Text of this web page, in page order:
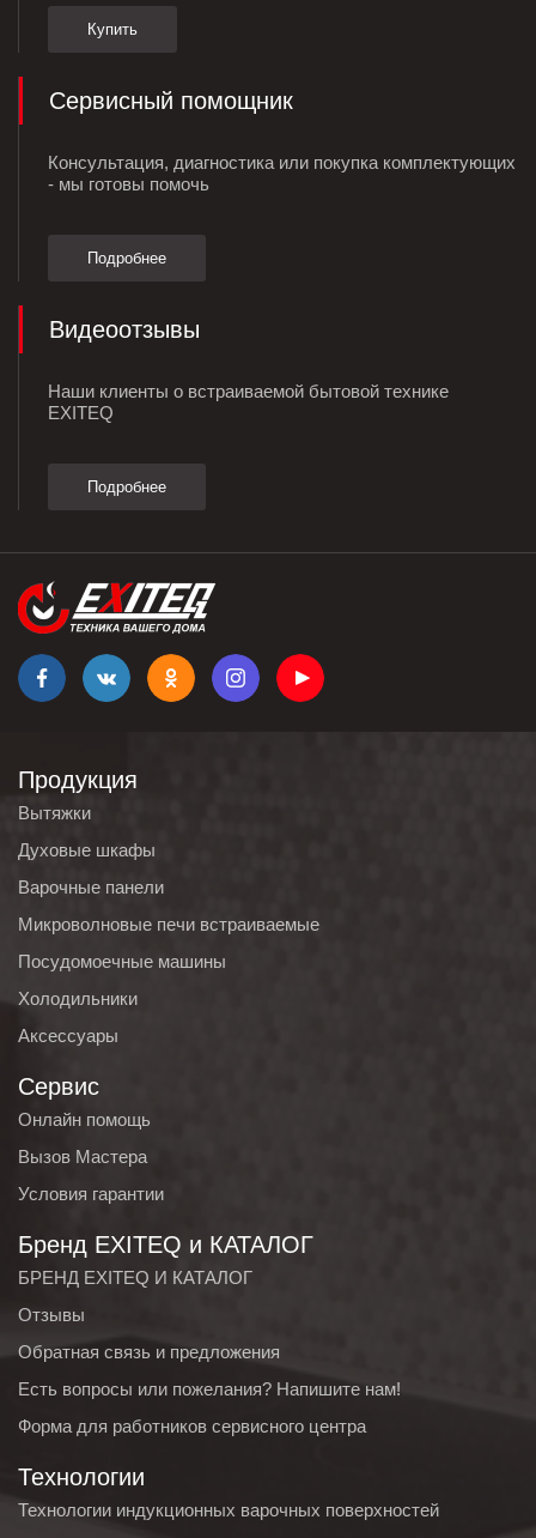
Купить
Сервисный помощник
Консультация, диагностика или покупка комплектующих
- мы готовы помочь
Подробнее
Видеоотзывы
Наши клиенты о встраиваемой бытовой технике
EXITEQ
Подробнее
Продукция
Вытяжки
Духовые шкафы
Варочные панели
Микроволновые печи встраиваемые
Посудомоечные машины
Холодильники
Аксессуары
Сервис
Онлайн помощь
Вызов Мастера
Условия гарантии
Бренд EXITEQ и КАТАЛОГ
БРЕНД EXITEQ И КАТАЛОГ
Отзывы
Обратная связь и предложения
Есть вопросы или пожелания? Напишите нам!
Форма для работников сервисного центра
Технологии
Технологии индукционных варочных поверхностей